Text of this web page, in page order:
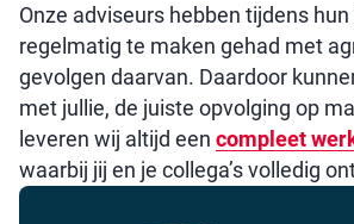
Onze adviseurs hebben tijdens
regelmatig te maken gehad met
gevolgen daarvan. Daardoor
met jullie, de juiste opvolging op
leveren wij altijd een compleet
waarbij jij en je collega’s volledig